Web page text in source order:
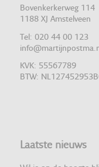
Bovenkerkerweg 114
1188 XJ Amstelveen
Tel: 020 44 00 123
KVK: 55567789
BTW:
Laatste nieuws